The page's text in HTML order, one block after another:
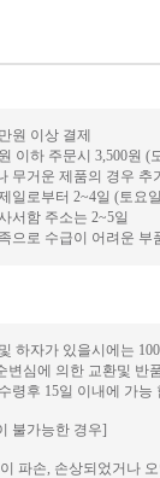
원 이상 결제
이하 주문시 3,500원
무거운 제품의 경우
일로부터 2~4일 (토요
서함 주소는 2~5일
으로 수급이 어려운 부
하자가 있을시에는
변심에 의한 교환및 반
령후 15일 이내에 가능
불가능한 경우]
파손, 손상되었거나